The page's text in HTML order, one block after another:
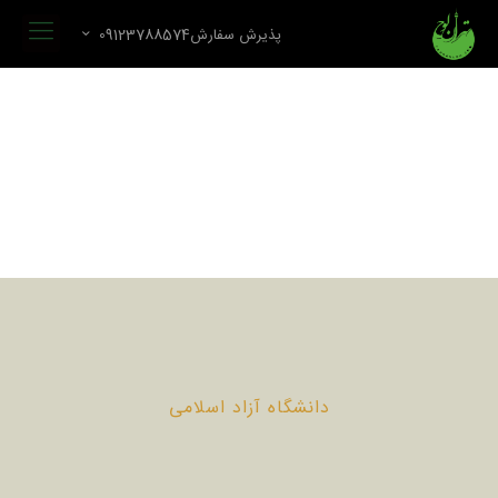
پذیرش سفارش09123788574
دانشگاه آزاد اسلامی